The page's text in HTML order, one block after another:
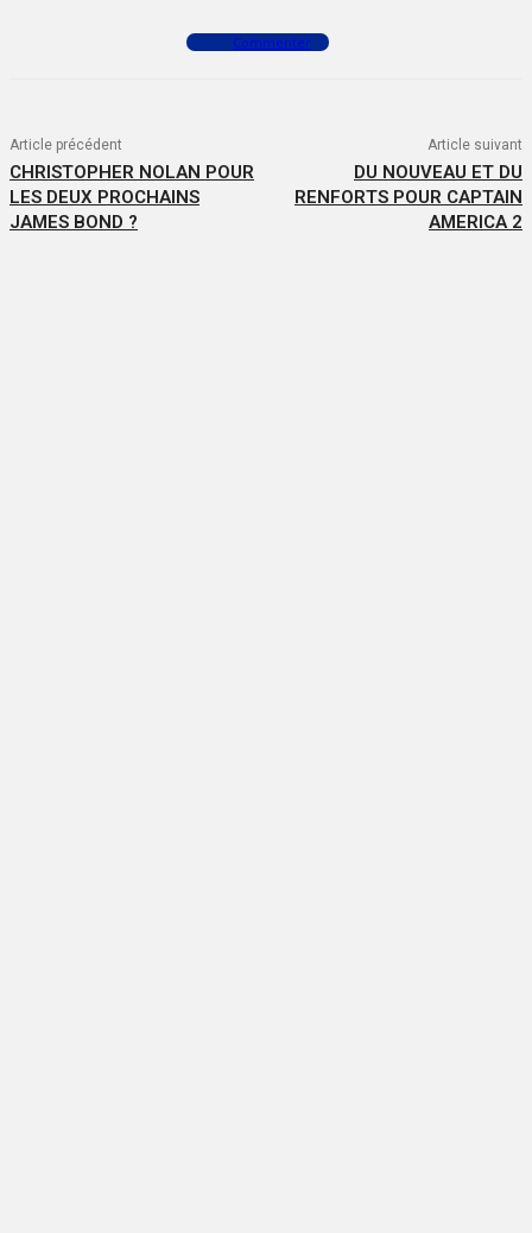
Commenter
Article précédent
CHRISTOPHER NOLAN POUR
LES DEUX PROCHAINS
JAMES BOND ?
Article suivant
DU NOUVEAU ET DU
RENFORTS POUR CAPTAIN
AMERICA 2